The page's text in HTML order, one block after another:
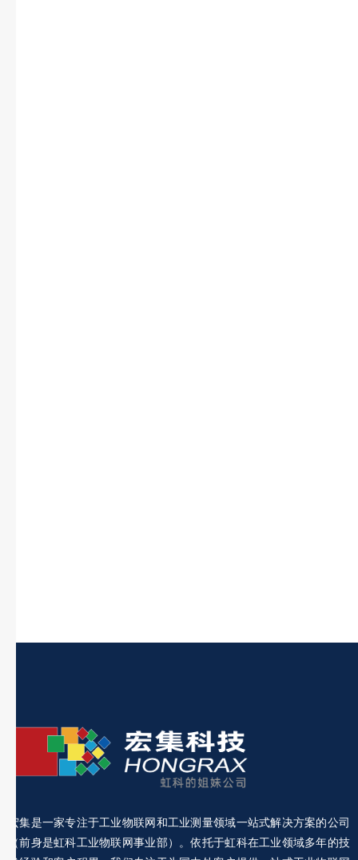
宏集是一家专注于工业物联网和工业测量领域一站式解决方案的公司
（前身是虹科工业物联网事业部）。依托于虹科在工业领域多年的技